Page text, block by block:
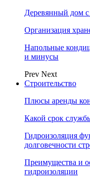
Деревянный дом
Организация
Напольные
и минусы
Prev Next
Строительство
Плюсы аренды
Какой срок
Гидроизоляция
долговечности
Преимущества и
гидроизоляции